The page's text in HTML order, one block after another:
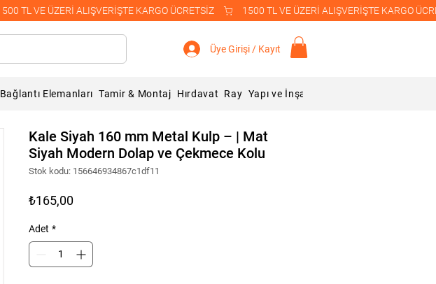
Üye Girişi / Kayıt
Bağlantı Elemanları Tamir & Montaj Hırdavat Ray Yapı ve İnşaat Malzemeleri
Kale Siyah 160 mm Metal Kulp – | Mat
Siyah Modern Dolap ve Çekmece Kolu
Stok kodu: 156646934867c1df11
₺165,00Fiyat
Adet *